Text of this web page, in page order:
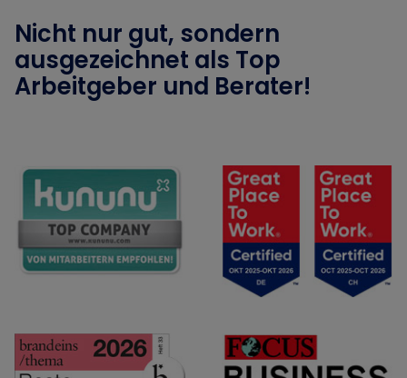
Nicht nur gut, sondern
ausgezeichnet als Top
Arbeitgeber und Berater!